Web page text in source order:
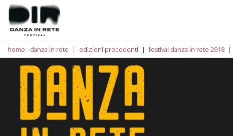
home - danza in rete edizioni precedenti festival danza in rete 2018